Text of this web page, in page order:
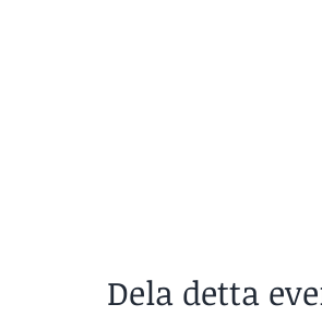
Dela detta